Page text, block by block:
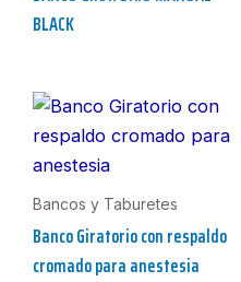
BLACK
Bancos y Taburetes
Banco Giratorio con respaldo
cromado para anestesia